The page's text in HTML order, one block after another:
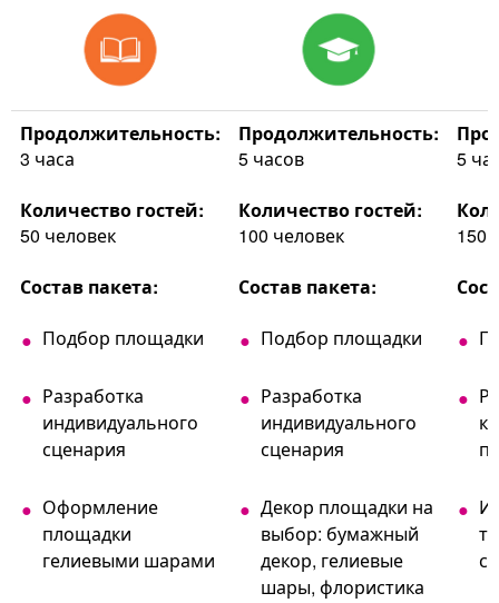
Продолжительность:
3 часа
Количество гостей:
50 человек
Состав пакета:
Подбор площадки
Разработка
индивидуального
сценария
Оформление
площадки
гелиевыми шарами
Продолжительность:
5 часов
Количество гостей:
100 человек
Состав пакета:
Подбор площадки
Разработка
индивидуального
сценария
Декор площадки на
выбор: бумажный
декор, гелиевые
шары, флористика
5
150